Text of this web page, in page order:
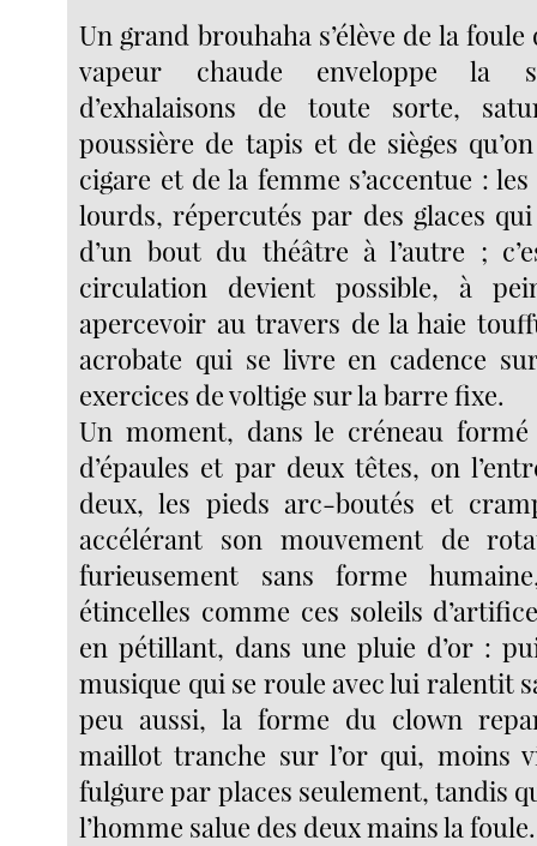
Un grand brouhaha s’élève de la foule
vapeur chaude enveloppe la
d’exhalaisons de toute sorte,
poussière de tapis et de sièges
cigare et de la femme s’accentue :
lourds, répercutés par des glaces
d’un bout du théâtre à l’autre ;
circulation devient possible, à
apercevoir au travers de la haie
acrobate qui se livre en cadence
exercices de voltige sur la barre fixe.
Un moment, dans le créneau
d’épaules et par deux têtes, on
deux, les pieds arc-boutés et
accélérant son mouvement de
furieusement sans forme
étincelles comme ces soleils
en pétillant, dans une pluie d’or :
musique qui se roule avec lui ralentit
peu aussi, la forme du clown
maillot tranche sur l’or qui, moins
fulgure par places seulement, tandis
l’homme salue des deux mains la foule.